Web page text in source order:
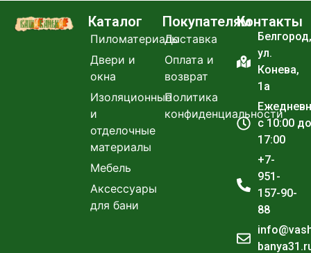
Каталог
Пиломатериалы
Двери и
окна
Изоляционные
и
отделочные
материалы
Мебель
Аксессуары
для бани
Покупателям
Доставка
Оплата и
возврат
Политика
конфиденциальности
Контакты
Белгород,
ул.
Конева,
1а
с 10:00 до
17:00
+7-
951-
157-90-
88